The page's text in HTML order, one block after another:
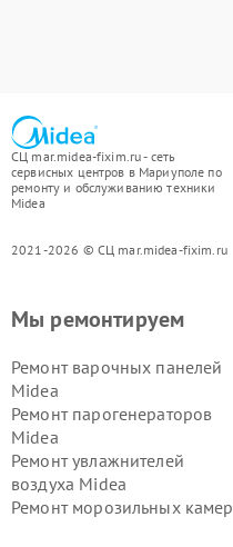
СЦ mar.midea-fixim.ru - сеть
сервисных центров в Мариуполе по
ремонту и обслуживанию техники
Midea
2021-2026 © СЦ mar.midea-fixim.ru
Мы ремонтируем
Ремонт варочных панелей
Midea
Ремонт парогенераторов
Midea
Ремонт увлажнителей
воздуха Midea
Ремонт морозильных камер